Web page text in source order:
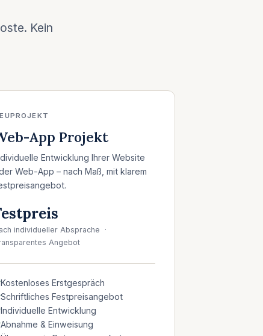
Kein
App Projekt
Entwicklung Ihrer Website
Web-App – nach Maß, mit klarem
individueller Absprache ·
Angebot
Kostenloses Erstgespräch
Schriftliches Festpreisangebot
Individuelle Entwicklung
Abnahme & Einweisung